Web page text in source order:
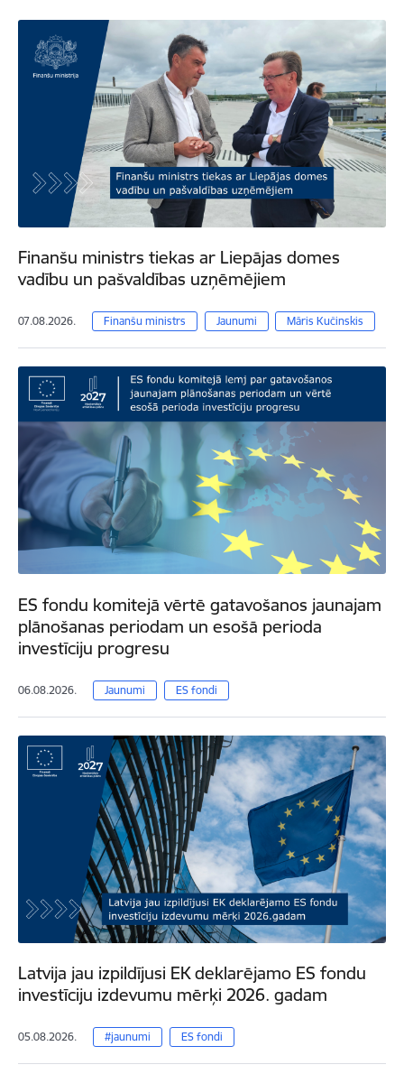
Finanšu ministrs tiekas ar Liepājas domes
vadību un pašvaldības uzņēmējiem
07.08.2026. Finanšu ministrs Jaunumi Māris Kučinskis
ES fondu komitejā vērtē gatavošanos jaunajam
plānošanas periodam un esošā perioda
investīciju progresu
06.08.2026. Jaunumi ES fondi
Latvija jau izpildījusi EK deklarējamo ES fondu
investīciju izdevumu mērķi 2026. gadam
05.08.2026. #jaunumi ES fondi